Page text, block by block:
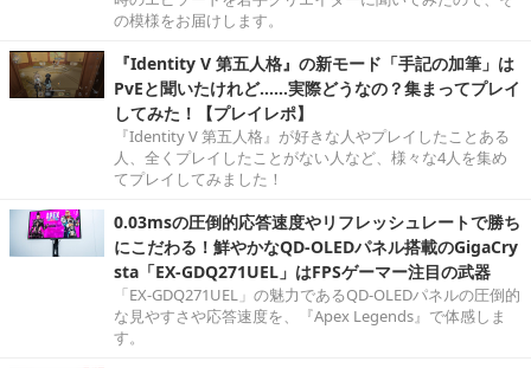
の模様をお届けします。
『Identity V 第五人格』の新モード「手記の加筆」は
PvEと聞いたけれど……実際どうなの？集まってプレイ
してみた！【プレイレポ】
『Identity V 第五人格』が好きな人やプレイしたことある
人、全くプレイしたことがない人など、様々な4人を集め
てプレイしてみました！
0.03msの圧倒的応答速度やリフレッシュレートで勝ち
にこだわる！鮮やかなQD-OLEDパネル搭載のGigaCry
sta「EX-GDQ271UEL」はFPSゲーマー注目の武器
「EX-GDQ271UEL」の魅力であるQD-OLEDパネルの圧倒的
な見やすさや応答速度を、『Apex Legends』で体感しま
す。